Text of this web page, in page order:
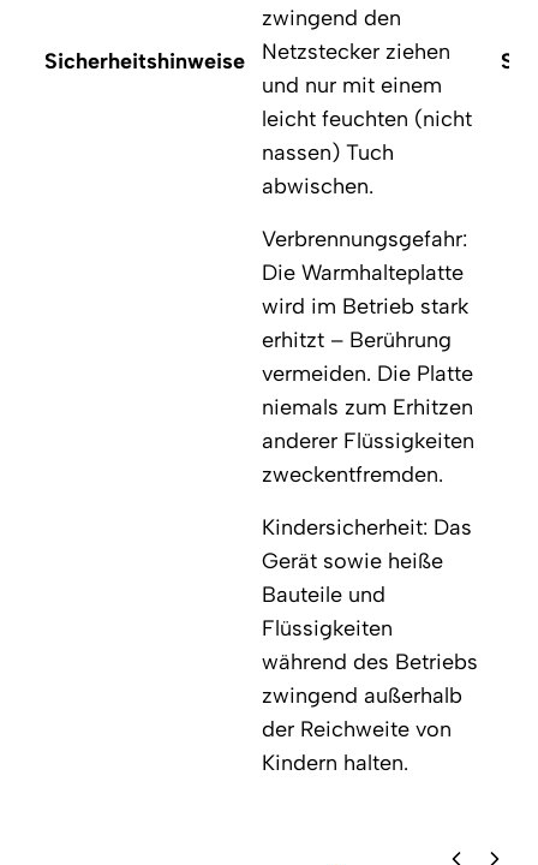
Sicherheitshinweise
zwingend den
Netzstecker ziehen
und nur mit einem
leicht feuchten (nicht
nassen) Tuch
abwischen.
Verbrennungsgefahr:
Die Warmhalteplatte
wird im Betrieb stark
erhitzt – Berührung
vermeiden. Die Platte
niemals zum Erhitzen
anderer Flüssigkeiten
zweckentfremden.
Kindersicherheit: Das
Gerät sowie heiße
Bauteile und
Flüssigkeiten
während des Betriebs
zwingend außerhalb
der Reichweite von
Kindern halten.